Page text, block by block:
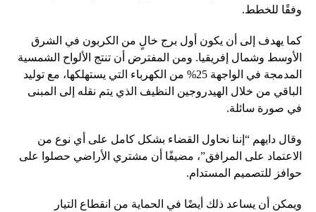
وفقًا للخطط.
كما يهدف إلى أن يكون أول برج خالٍ من الكربون في الشرق
الأوسط وشمال إفريقيا. ومن المفترض أن تنتج الألواح الشمسية
المدمجة في الواجهة 25% من الكهرباء التي يستهلكها، مع توليد
الباقي من خلال الهيدروجين النظيف الذي يتم نقله إلى المبنى
في صورة سائلة.
وقال دايهم “إننا نحاول القضاء بشكل كامل على أي نوع من
الاعتماد على المرافق”، مضيفًا أن مشتري الأراضي حصلوا على
حوافز للتصميم المستدام.
ويمكن أن يساعد ذلك أيضًا في الحماية من انقطاع التيار